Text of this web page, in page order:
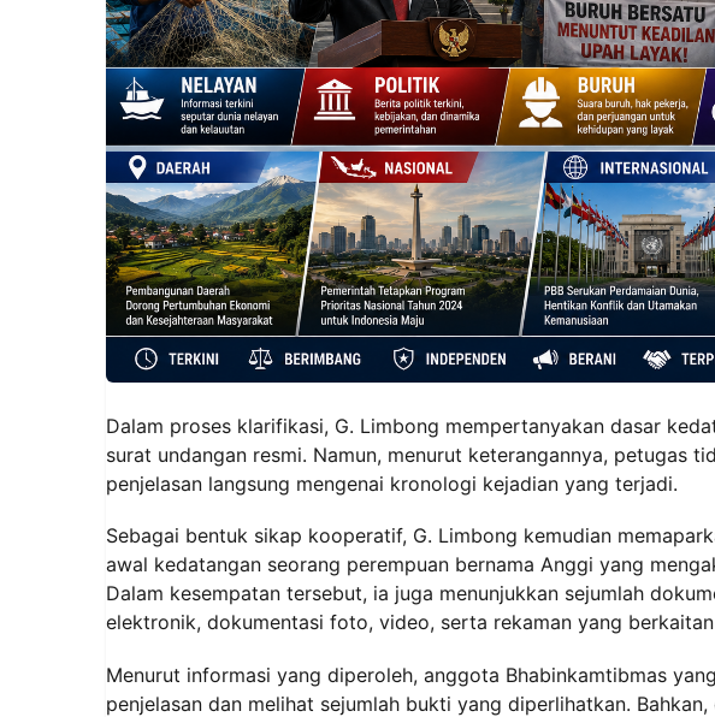
Dalam proses klarifikasi, G. Limbong mempertanyakan dasar
surat undangan resmi. Namun, menurut keterangannya, petugas
penjelasan langsung mengenai kronologi kejadian yang terjadi.
Sebagai bentuk sikap kooperatif, G. Limbong kemudian
awal kedatangan seorang perempuan bernama Anggi yang
Dalam kesempatan tersebut, ia juga menunjukkan sejumlah
elektronik, dokumentasi foto, video, serta rekaman yang
Menurut informasi yang diperoleh, anggota Bhabinkamtibmas
penjelasan dan melihat sejumlah bukti yang diperlihatkan.